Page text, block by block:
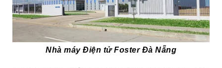
Nhà máy Điện tử Foster Đà Nẵng